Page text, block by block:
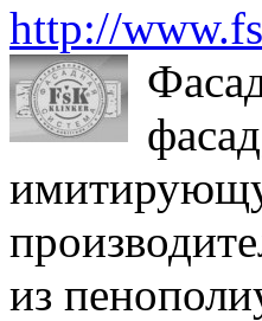
http://
из